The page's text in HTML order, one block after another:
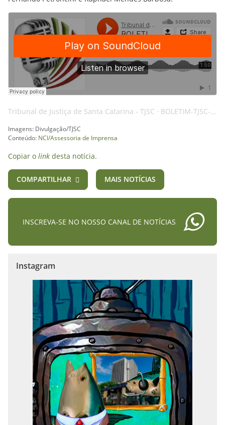
Tribunal de Justiça de Santa Catarina - TJSC · BOLETIM-TJSC-27FEV25-MAGISTRATURA-AI
Imagens: Divulgação/TJSC
Conteúdo: NCI/Assessoria de Imprensa
Copiar o link desta notícia.
COMPARTILHAR MAIS NOTÍCIAS
INSCREVA-SE NO NOSSO CANAL DE NOTÍCIAS
Instagram